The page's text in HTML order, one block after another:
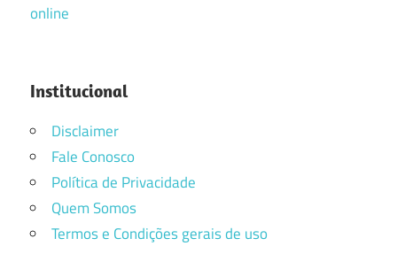
online
Institucional
Disclaimer
Fale Conosco
Política de Privacidade
Quem Somos
Termos e Condições gerais de uso